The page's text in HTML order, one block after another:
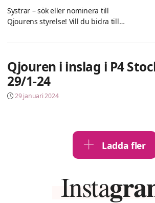
Systrar – sök eller nominera till
Qjourens styrelse! Vill du bidra till
våld mot kvinnor? Qjouren söker
styrelsen och bidra med tid, erfarenhet
och kompetens. Styrelsen arbetar
strategiskt med
verksamhetsutveckling, budget och
Qjouren i inslag i P4
29/1-24
29 januari 2024
Ladda fler
Insta